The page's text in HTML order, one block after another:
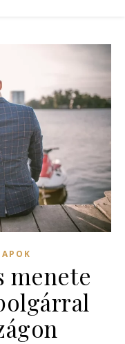
menete